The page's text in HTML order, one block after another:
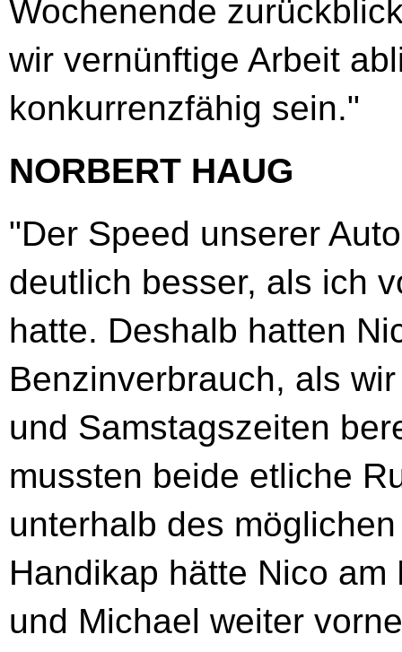
Wochenende
wir vernünftige Arbeit
konkurrenzfähig sein."
NORBERT HAUG
"Der Speed unserer
deutlich besser, als ich
hatte. Deshalb hatten
Benzinverbrauch, als
und Samstagszeiten
mussten beide etliche
unterhalb des
Handikap hätte Nico
und Michael weiter